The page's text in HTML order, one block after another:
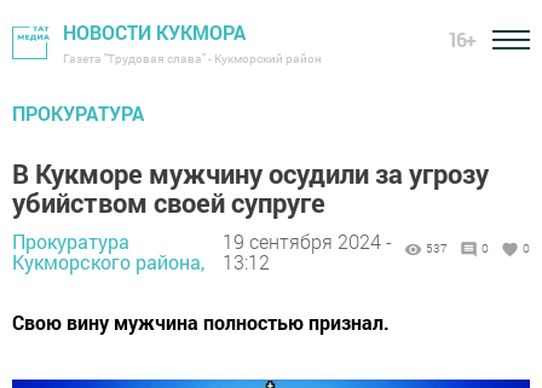
НОВОСТИ КУКМОРА
Газета "Трудовая слава" - Кукморский район
16+
ПРОКУРАТУРА
В Кукморе мужчину осудили за угрозу
убийством своей супруге
Прокуратура
Кукморского района,
19 сентября 2024 -
13:12
537 0 0
Свою вину мужчина полностью признал.